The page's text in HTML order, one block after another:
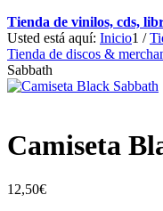
Tienda de vinilos, cds,
Usted está aquí: Inicio1 /
Tienda de discos &
Sabbath
Camiseta
12,50€